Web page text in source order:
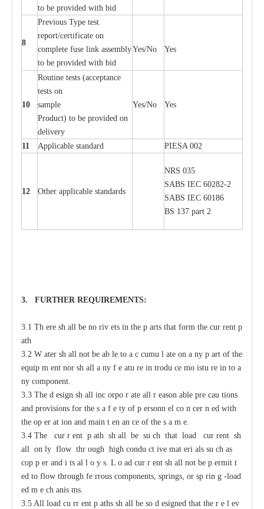
to be provided with bid
8
Previous Type test
report/certificate on
complete fuse link assembly
to be provided with bid
Yes/No Yes
10
Routine tests (acceptance
tests on
sample
Product) to be provided on
delivery
Yes/No Yes
11 Applicable standard PIESA 002
12 Other applicable standards
NRS 035
SABS IEC 60282-2
SABS IEC 60186
BS 137 part 2
3. FURTHER REQUIREMENTS:
3.1 Th ere sh all be no riv ets in the p arts that form the cur rent p
ath
3.2 W ater sh all not be ab le to a c cumu l ate on a ny p art of the
equip m ent nor sh all a ny f e atu re in trodu ce mo istu re in to a
ny component.
3.3 The d esign sh all inc orpo r ate all r eason able pre cau tions
and provisions for the s a f e ty of p ersonn el co n cer n ed with
the op er at ion and main t en an ce of the s a m e.
3.4 The cur r ent p ath sh all be su ch that load cur rent sh
all on ly flow thr ough high condu ct ive mat eri als su ch as
cop p er and i ts al l o y s. L o ad cur r ent sh all not be p ermit t
ed to flow through fe rrous components, springs, or sp rin g -load
ed m e ch anis ms.
3.5 All load cu rr ent p aths sh all be so d esigned that the r e l ev